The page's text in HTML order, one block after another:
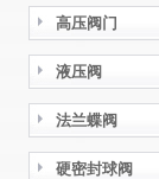
高压阀门
液压阀
法兰蝶阀
硬密封球阀